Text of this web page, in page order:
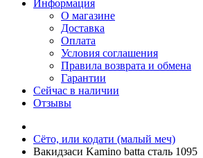
Информация
О магазине
Доставка
Оплата
Условия соглашения
Правила возврата и обмена
Гарантии
Сейчас в наличии
Отзывы
Сёто, или кодати (малый меч)
Вакидзаси Kamino batta сталь 1095